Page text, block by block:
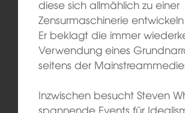
diese sich allmählich zu einer
Zensurmaschinerie
Er beklagt die immer
Verwendung eines
seitens der
Inzwischen besucht Steven
spannende Events für